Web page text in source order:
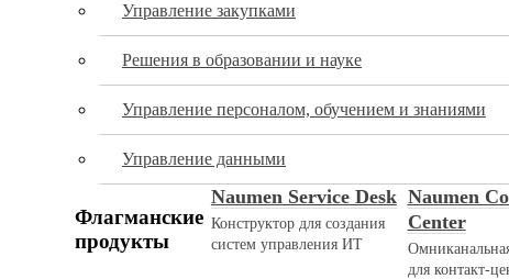
Управление закупками
Решения в образовании и науке
Управление персоналом, обучением и знаниями
Управление данными
Флагманские
продукты
Naumen Service Desk
Конструктор для создания
систем управления ИТ
Naumen
Center
для контакт-